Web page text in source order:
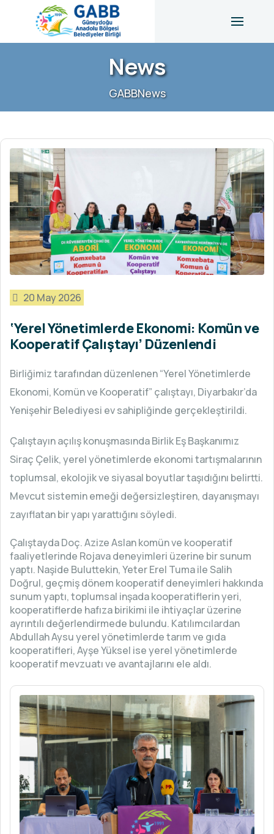
News
GABBNews
20 May 2026
‘Yerel Yönetimlerde Ekonomi: Komün ve
Kooperatif Çalıştayı’ Düzenlendi
Birliğimiz tarafından düzenlenen “Yerel Yönetimlerde
Ekonomi, Komün ve Kooperatif” çalıştayı, Diyarbakır’da
Yenişehir Belediyesi ev sahipliğinde gerçekleştirildi.
Çalıştayın açılış konuşmasında Birlik Eş Başkanımız
Siraç Çelik, yerel yönetimlerde ekonomi tartışmalarının
toplumsal, ekolojik ve siyasal boyutlar taşıdığını belirtti.
Mevcut sistemin emeği değersizleştiren, dayanışmayı
zayıflatan bir yapı yarattığını söyledi.
Çalıştayda Doç. Azize Aslankomün ve kooperatif
faaliyetlerinde Rojava deneyimleri üzerine bir sunum
yaptı. Naşide Buluttekin, Yeter Erel Tuma ile Salih
Doğrul, geçmiş dönem kooperatif deneyimleri hakkında
sunum yaptı, toplumsal inşada kooperatiflerin yeri,
kooperatiflerde hafıza birikimi ile ihtiyaçlar üzerine
ayrıntılı değerlendirmede bulundu. Katılımcılardan
Abdullah Aysu yerel yönetimlerde tarım ve gıda
kooperatifleri, Ayşe Yüksel ise yerel yönetimlerde
kooperatif mevzuatı ve avantajlarını ele aldı.